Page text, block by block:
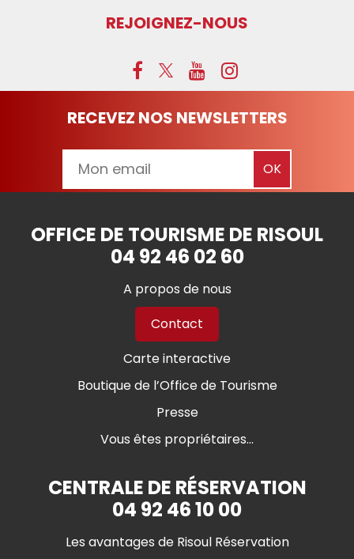
REJOIGNEZ-NOUS
RECEVEZ NOS NEWSLETTERS
OFFICE DE TOURISME DE RISOUL
04 92 46 02 60
A propos de nous
Contact
Carte interactive
Boutique de l’Office de Tourisme
Presse
Vous êtes propriétaires...
CENTRALE DE RÉSERVATION
04 92 46 10 00
Les avantages de Risoul Réservation